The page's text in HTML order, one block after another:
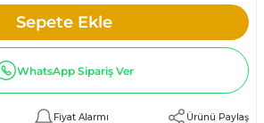
Sepete Ekle
WhatsApp Sipariş Ver
Fiyat Alarmı Ürünü Paylaş